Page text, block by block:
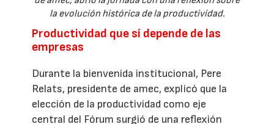
la evolución histórica de la productividad.
Productividad que sí depende de las
empresas
Durante la bienvenida institucional, Pere
Relats, presidente de amec, explicó que la
elección de la productividad como eje
central del Fórum surgió de una reflexión